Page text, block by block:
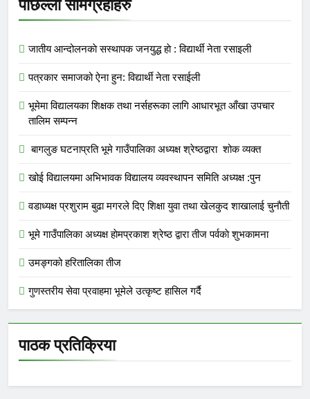
पछिल्ला सामग्रहीहरु
जातीय आन्दोलनकाे सस्थापक जनयुद्ध हाे : विद्यार्थी नेता रसाइली
पत्रकार समाजको ऐना हुन: विद्यार्थी नेता रसाईली
भूमेमा विद्यालयका शिक्षक तथा नर्सहरूका लागि आधारभूत आँखा उपचार
तालिम सम्पन्न
बागलुङ घटनाप्रति भूमे गाउँपालिका अध्यक्ष श्रेष्ठद्वारा शोक व्यक्त
खोई विद्यालयमा अभिभावक विद्यालय व्यवस्थापन समिति अध्यक्ष :पुन
वडाध्यक्ष प्रशुराम बुढा मगरले दिए शिक्षा युवा तथा खेलकुद शाखालाई चुनाैती
भूमे गाउँपालिका अध्यक्ष हाेमप्रकाश श्रेष्ठ द्वारा तीज पर्वकाे शुभकामना
उमङ्गको हरितालिका तीज
गुणस्तरीय सेवा प्रवाहमा भूमेले उत्कृष्ट हासिल गर्दै
पाठक प्रतिक्रिया